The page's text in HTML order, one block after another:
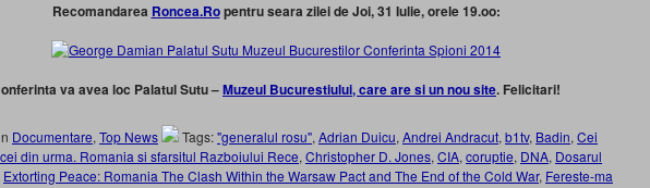
Recomandarea Roncea.Ropentru seara zilei de Joi, 31 Iulie, orele 19.oo:
va avea loc Palatul Sutu –Muzeul Bucurestiului, care are si un nou site. Felicitari!
Documentare, Top News Tags:"generalul rosu", Adrian Duicu, Andrei Andracut, b1tv, Badin, Cei
din urma. Romania si sfarsitul Razboiului Rece, Christopher D. Jones, CIA, coruptie, DNA, Dosarul
Extorting Peace: Romania The Clash Within the Warsaw Pact and The End of the Cold War, Fereste-ma